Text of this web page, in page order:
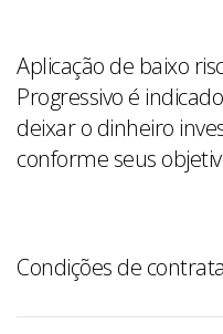
Aplicação de baixo
Progressivo é
deixar o dinheiro
conforme seus
Condições de